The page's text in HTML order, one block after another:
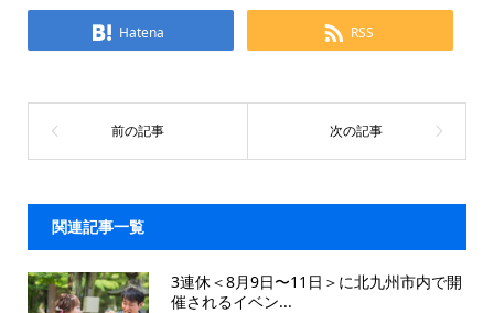
Hatena RSS
関連記事一覧
3連休＜8月9日〜11日＞に北九州市内で開
催されるイベン...